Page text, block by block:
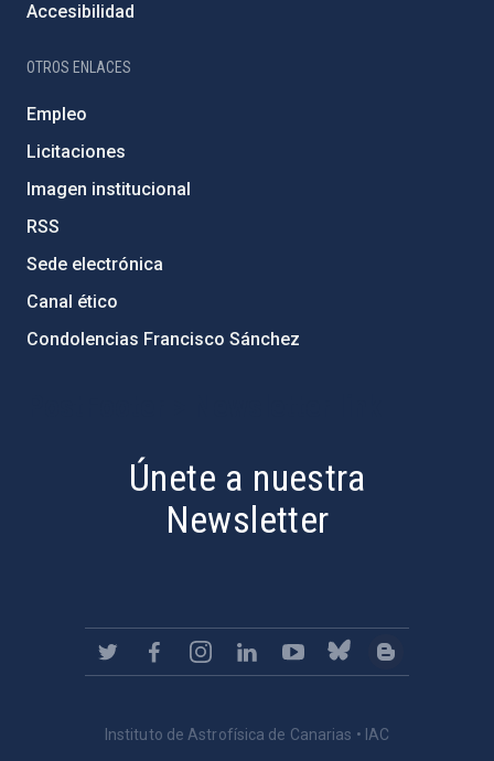
Accesibilidad
OTROS ENLACES
Empleo
Licitaciones
Imagen institucional
RSS
Sede electrónica
Canal ético
Condolencias Francisco Sánchez
Únete a nuestra
Newsletter
Instituto de Astrofísica de Canarias • IAC